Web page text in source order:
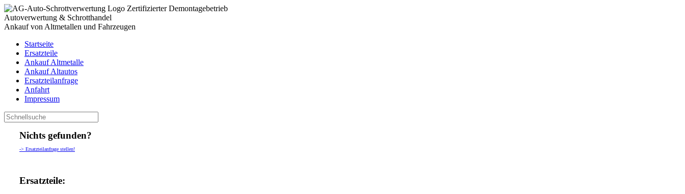
Zertifizierter Demontagebetrieb
Autoverwertung & Schrotthandel
Ankauf von Altmetallen und Fahrzeugen
Startseite
Ersatzteile
Ankauf Altmetalle
Ankauf Altautos
Ersatzteilanfrage
Anfahrt
Impressum
Nichts gefunden?
-> Ersatzteilanfrage stellen!
Ersatzteile: